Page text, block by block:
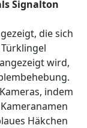
Signalton
die sich
wird,
indem
Häkchen